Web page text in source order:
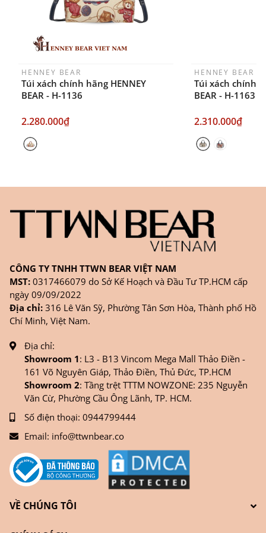
HENNEY BEAR
Túi xách chính hãng HENNEY
BEAR - H-1136
2.280.000₫
HENNEY BEAR
Túi xách chính
BEAR - H-1163
2.310.000₫
CÔNG TY TNHH TTWN BEAR VIỆT NAM
MST: 0317466079 do Sở Kế Hoạch và Đầu Tư TP.HCM cấp
ngày 09/09/2022
Địa chỉ: 316 Lê Văn Sỹ, Phường Tân Sơn Hòa, Thành phố Hồ
Chí Minh, Việt Nam.
Địa chỉ:
Showroom 1: L3 - B13 Vincom Mega Mall Thảo Điền -
161 Võ Nguyên Giáp, Thảo Điền, Thủ Đức, TP.HCM
Showroom 2: Tầng trệt TTTM NOWZONE: 235 Nguyễn
Văn Cừ, Phường Cầu Ông Lãnh, TP. HCM.
Số điện thoại: 0944799444
Email: info@ttwnbear.co
VỀ CHÚNG TÔI